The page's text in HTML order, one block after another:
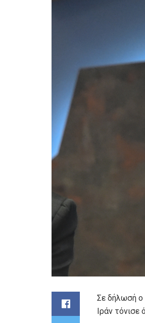
Σε δήλωσή ο
Ιράν τόνισε